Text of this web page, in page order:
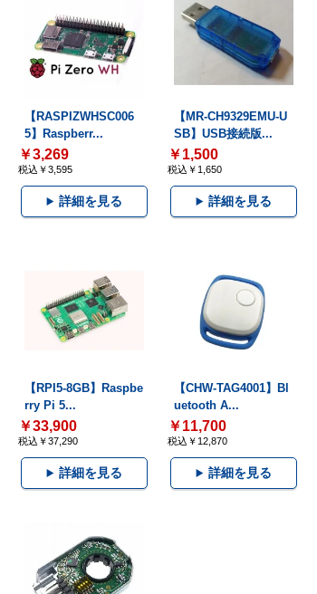
【RASPIZWHSC006
5】Raspberr...
￥3,269
税込￥3,595
詳細を見る
【MR-CH9329EMU-U
SB】USB接続版...
￥1,500
税込￥1,650
詳細を見る
【RPI5-8GB】Raspbe
rry Pi 5...
￥33,900
税込￥37,290
詳細を見る
【CHW-TAG4001】Bl
uetooth A...
￥11,700
税込￥12,870
詳細を見る